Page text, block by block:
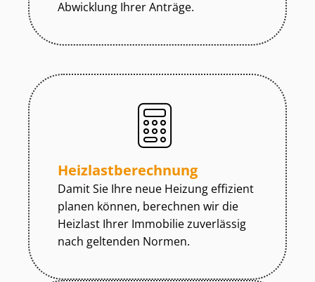
Abwicklung Ihrer Anträge.
Heiz­last­be­rech­nung
Damit Sie Ihre neue Heizung effizient
planen können, berechnen wir die
Heizlast Ihrer Immobilie zuverlässig
nach geltenden Normen.